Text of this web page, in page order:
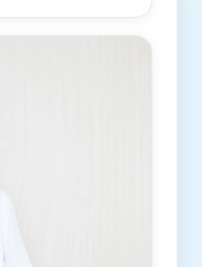
欢喜剧题材的